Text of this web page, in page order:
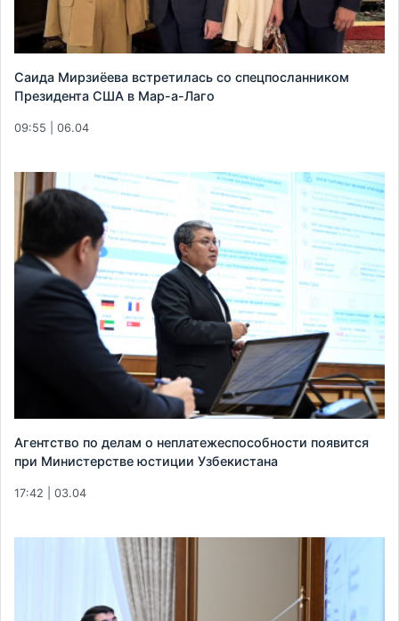
Саида Мирзиёева встретилась со спецпосланником
Президента США в Мар-а-Лаго
09:55 | 06.04
Агентство по делам о неплатежеспособности появится
при Министерстве юстиции Узбекистана
17:42 | 03.04